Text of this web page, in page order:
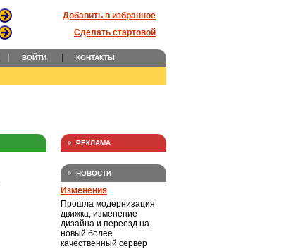
Добавить в избранное
Сделать стартовой
ВОЙТИ КОНТАКТЫ
РЕКЛАМА
НОВОСТИ
Изменения
Прошла модернизация
движка, изменение
дизайна и переезд на
новый более
качественный сервер